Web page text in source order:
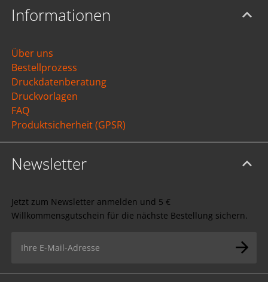
Informationen
Über uns
Bestellprozess
Druckdatenberatung
Druckvorlagen
FAQ
Produktsicherheit (GPSR)
Newsletter
Jetzt zum Newsletter anmelden und 5 €
Willkommensgutschein für die nächste Bestellung sichern.